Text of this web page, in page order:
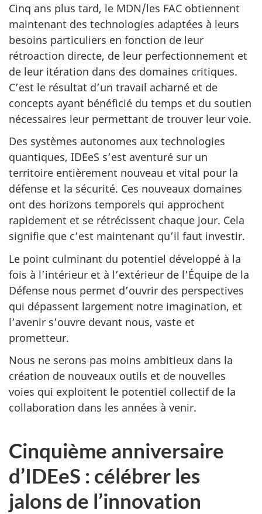
Cinq ans plus tard, le MDN/les FAC obtiennent
maintenant des technologies adaptées à leurs
besoins particuliers en fonction de leur
rétroaction directe, de leur perfectionnement et
de leur itération dans des domaines critiques.
C’est le résultat d’un travail acharné et de
concepts ayant bénéficié du temps et du soutien
nécessaires leur permettant de trouver leur voie.
Des systèmes autonomes aux technologies
quantiques, IDEeS s’est aventuré sur un
territoire entièrement nouveau et vital pour la
défense et la sécurité. Ces nouveaux domaines
ont des horizons temporels qui approchent
rapidement et se rétrécissent chaque jour. Cela
signifie que c’est maintenant qu’il faut investir.
Le point culminant du potentiel développé à la
fois à l’intérieur et à l’extérieur de l’Équipe de la
Défense nous permet d’ouvrir des perspectives
qui dépassent largement notre imagination, et
l’avenir s’ouvre devant nous, vaste et
prometteur.
Nous ne serons pas moins ambitieux dans la
création de nouveaux outils et de nouvelles
voies qui exploitent le potentiel collectif de la
collaboration dans les années à venir.
Cinquième anniversaire
d’IDEeS : célébrer les
jalons de l’innovation